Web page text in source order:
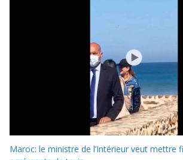
Maroc: le ministre de l’Intérieur veut mettre